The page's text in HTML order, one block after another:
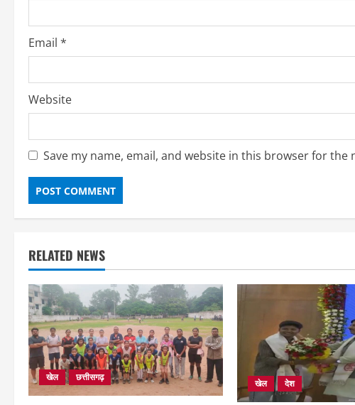
Email *
Website
Save my name, email, and website in this browser for the
RELATED NEWS
खेल छत्तीसगढ़
खेल देश